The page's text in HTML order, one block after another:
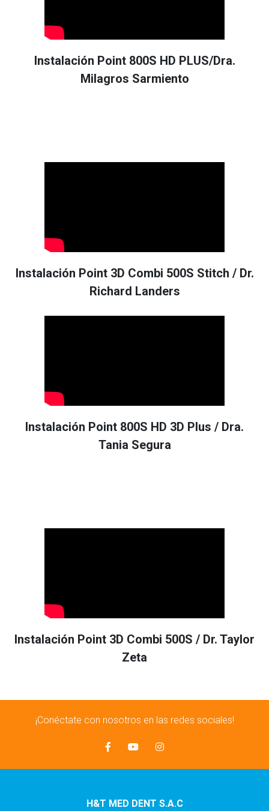
Instalación Point 800S HD PLUS/Dra.
Milagros Sarmiento
Instalación Point 800S HD 3D Plus / Dra.
Tania Segura
Instalación Point 3D Combi 500S Stitch / Dr.
Richard Landers
Instalación Point 3D Combi 500S / Dr. Taylor
Zeta
¡Conéctate con nosotros en las redes sociales!
H&T MED DENT S.A.C